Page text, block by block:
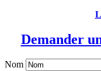
Demander
Nom